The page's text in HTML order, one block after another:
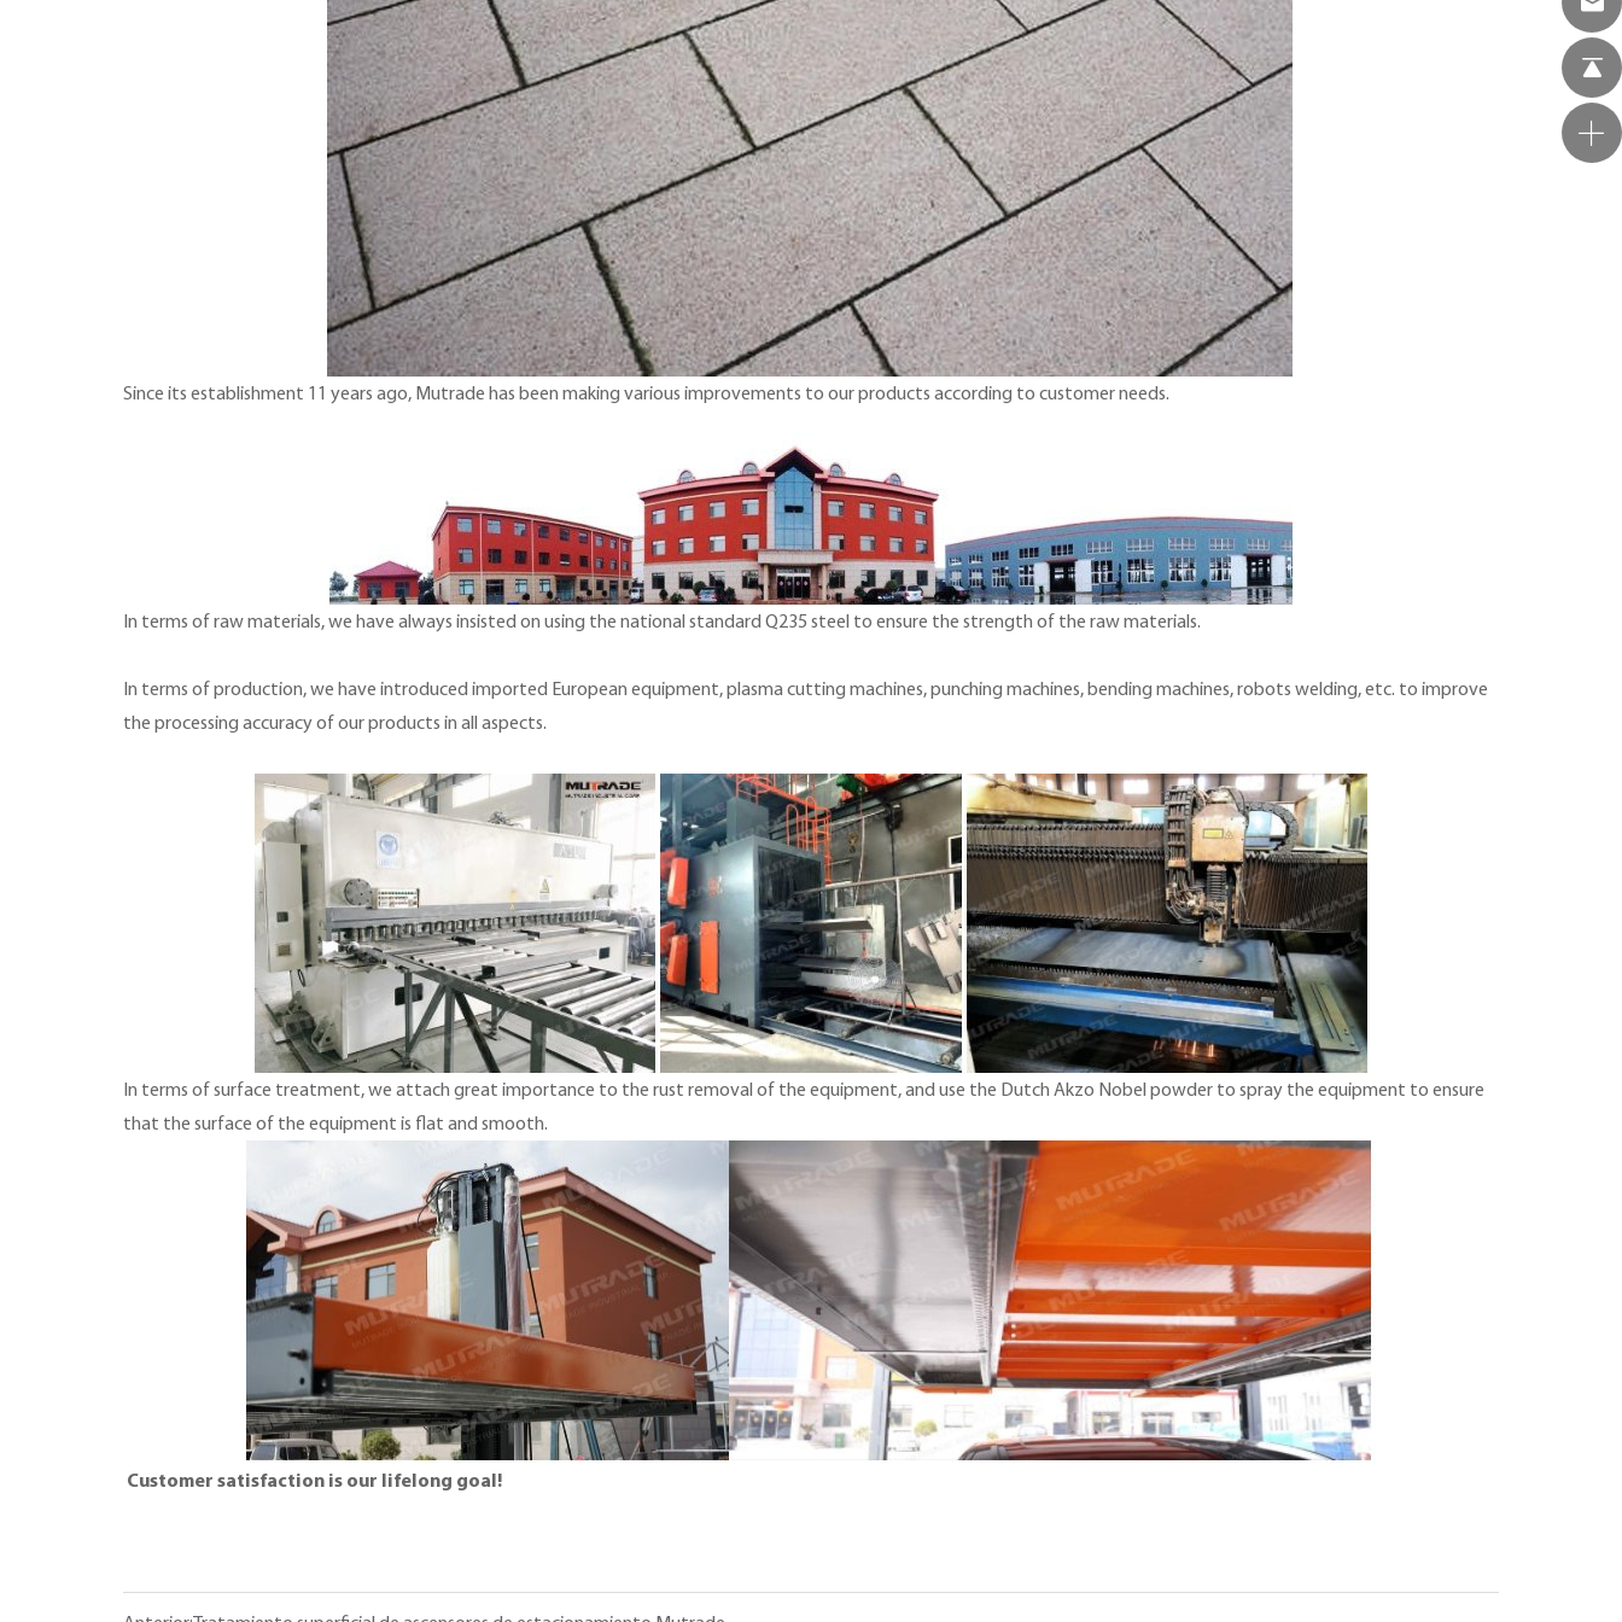
Since its establishment 11 years ago, Mutrade has been making various improvements to our products according to customer needs.
In terms of raw materials, we have always insisted on using the national standard Q235 steel to ensure the strength of the raw materials.
In terms of production, we have introduced imported European equipment, plasma cutting machines, punching machines, bending machines, robots welding, etc. to improve
the processing accuracy of our products in all aspects.
In terms of surface treatment, we attach great importance to the rust removal of the equipment, and use the Dutch Akzo Nobel powder to spray the equipment to ensure
that the surface of the equipment is flat and smooth.
Customer satisfaction is our lifelong goal!